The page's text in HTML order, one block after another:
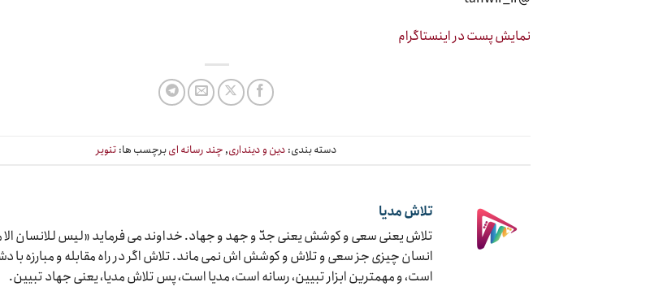
نمایش پست در اینستاگرام
دسته بندی: دین و دینداری,چند رسانه ایبرچسب ها: تنویر
تلاش مدیا
تلاش یعنی سعی و کوشش یعنی جدّ و جهد و جهاد. خداوند می فرماید «لیس للانسان الا
انسان چیزی جز سعی و تلاش و کوشش اش نمی ماند. تلاش اگر در راه مقابله و مبارزه با
است، و مهمترین ابزار تبیین، رسانه است، مدیا است، پس تلاش مدیا، یعنی جهاد تبیین.